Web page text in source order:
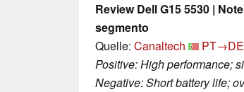
Review Dell G15 5530 |
segmento
Quelle: Canaltech
PT→DE
Positive: High performance;
Negative: Short battery life;